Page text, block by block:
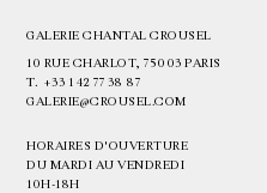
GALERIE CHANTAL CROUSEL
10 RUE CHARLOT, 75003 PARIS
T. +33 1 42 77 38 87
GALERIE@CROUSEL.COM
HORAIRES D'OUVERTURE
DU MARDI AU VENDREDI
10H-18H